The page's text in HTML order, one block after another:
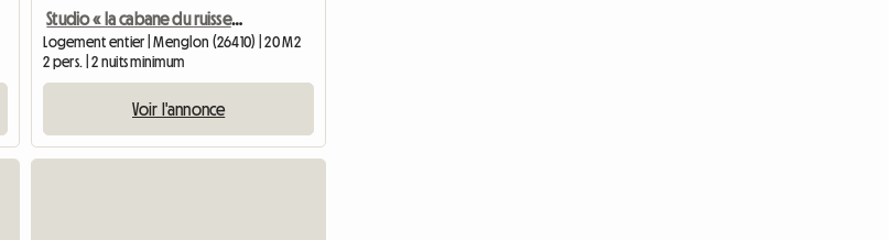
Studio « la cabane du ruisseau »
Logement entier | Menglon (26410) | 20 M2
2 pers. | 2 nuits minimum
Voir l'annonce